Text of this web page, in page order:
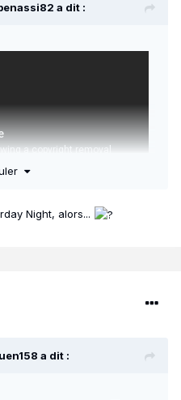
a dit :
Night, alors...
a dit :